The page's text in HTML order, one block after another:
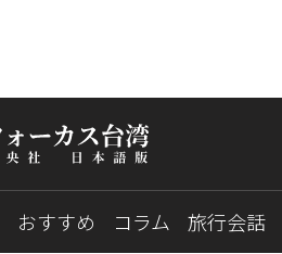
おすすめ コラム 旅行会話